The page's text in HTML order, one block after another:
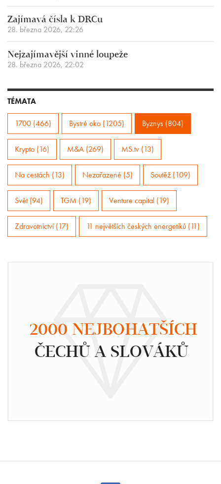
Zajímavá čísla k DRCu
28. března 2026, 22:26
Nejzajímavější vinné loupeže
28. března 2026, 22:02
TÉMATA
1700 (466) Bystré oko (1205) Byznys (804)
Krypto (16) M&A (269) MS.tv (13)
Na cestách (13) Nezařazené (5) Soutěž (109)
Svět (94) TGM (19) Venture capital (19)
Zdravotnictví (17) 11 největších českých energetiků (11)
2000 NEJBOHATŠÍCH
ČECHŮ A SLOVÁKŮ